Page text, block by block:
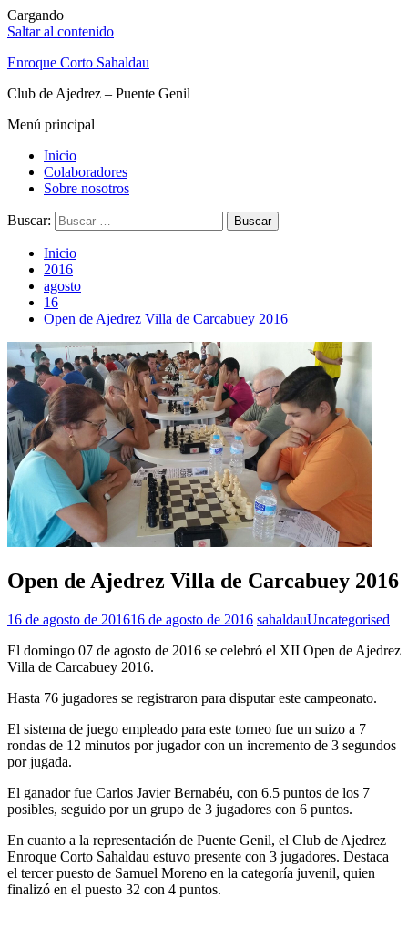
Cargando
Saltar al contenido
Enroque Corto Sahaldau
Club de Ajedrez – Puente Genil
Menú principal
Inicio
Colaboradores
Sobre nosotros
Buscar:
Inicio
2016
agosto
16
Open de Ajedrez Villa de Carcabuey 2016
Open de Ajedrez Villa de Carcabuey 2016
16 de agosto de 201616 de agosto de 2016 sahaldauUncategorised
El domingo 07 de agosto de 2016 se celebró el XII Open de Ajedrez
Villa de Carcabuey 2016.
Hasta 76 jugadores se registraron para disputar este campeonato.
El sistema de juego empleado para este torneo fue un suizo a 7
rondas de 12 minutos por jugador con un incremento de 3 segundos
por jugada.
El ganador fue Carlos Javier Bernabéu, con 6.5 puntos de los 7
posibles, seguido por un grupo de 3 jugadores con 6 puntos.
En cuanto a la representación de Puente Genil, el Club de Ajedrez
Enroque Corto Sahaldau estuvo presente con 3 jugadores. Destaca
el tercer puesto de Samuel Moreno en la categoría juvenil, quien
finalizó en el puesto 32 con 4 puntos.